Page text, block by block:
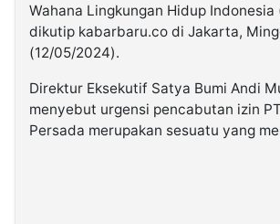
Wahana Lingkungan Hidup
dikutip kabarbaru.co di Jakarta,
(12/05/2024).
Direktur Eksekutif Satya Bumi Andi
menyebut urgensi pencabutan izin
Persada merupakan sesuatu yang